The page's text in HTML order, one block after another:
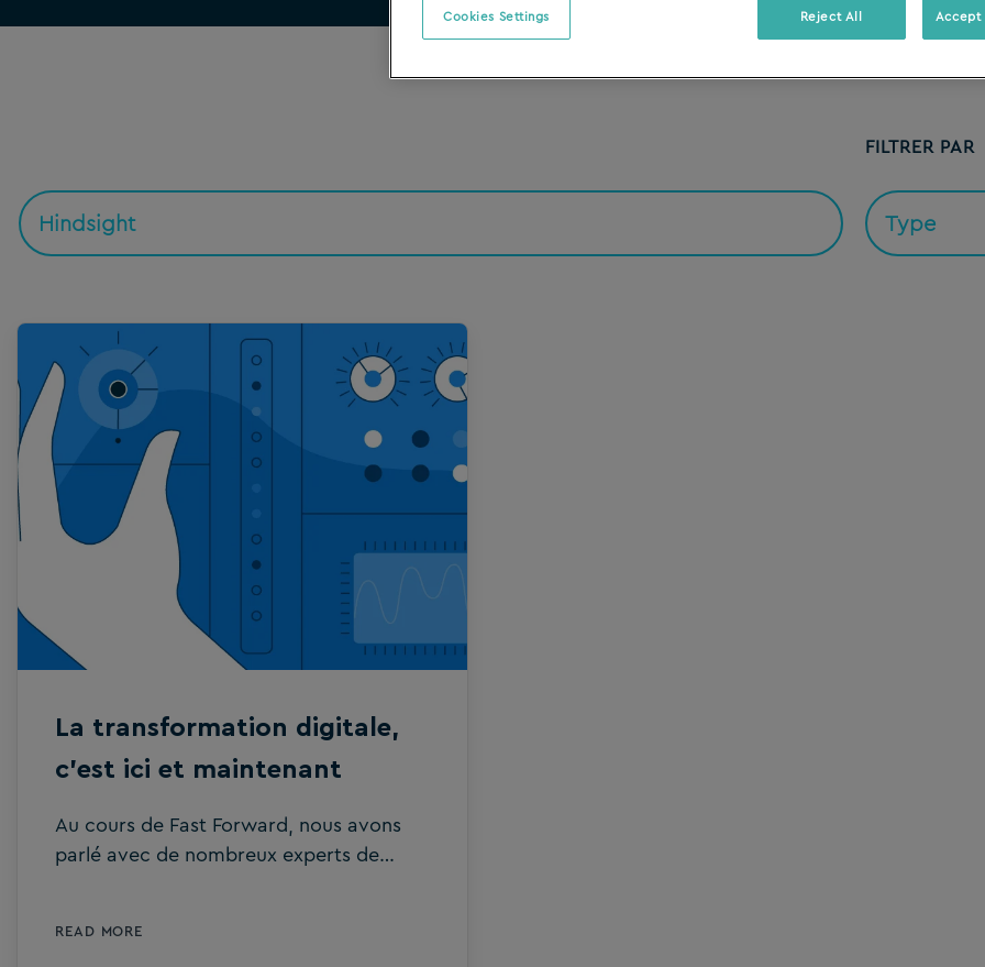
FILTRER PAR
La transformation digitale,
c’est ici et maintenant
Au cours de Fast Forward, nous avons
parlé avec de nombreux experts de
READ MORE
Cookies Settings Reject All Accept